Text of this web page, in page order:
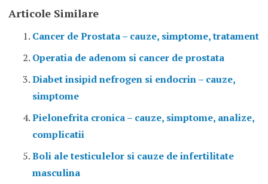
Articole Similare
Cancer de Prostata – cauze, simptome, tratament
Operatia de adenom si cancer de prostata
Diabet insipid nefrogen si endocrin – cauze,
simptome
Pielonefrita cronica – cauze, simptome, analize,
complicatii
Boli ale testiculelor si cauze de infertilitate
masculina